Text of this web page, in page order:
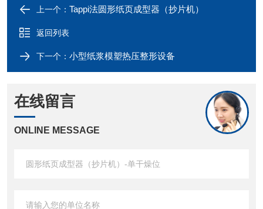
上一个： Tappi法圆形纸页成型器（抄片机）
返回列表
下一个： 小型纸浆模塑热压整形设备
在线留言
ONLINE MESSAGE